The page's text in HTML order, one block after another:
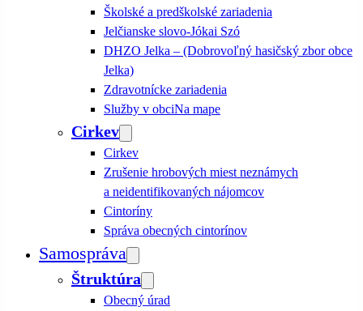
Školské a predškolské zariadenia
Jelčianske slovo-Jókai Szó
DHZO Jelka – (Dobrovoľný hasičský zbor obce
Jelka)
Zdravotnícke zariadenia
Služby v obciNa mape
Cirkev
Cirkev
Zrušenie hrobových miest neznámych
a neidentifikovaných nájomcov
Cintoríny
Správa obecných cintorínov
Samospráva
Štruktúra
Obecný úrad